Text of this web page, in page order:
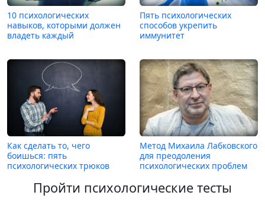
10 психологических
навыков, которыми должен
владеть каждый
Пять психологических
способов укрепить
иммунитет
Как сделать то, чего
боишься: пять
психологических трюков
Метод Михаила Лабковского
для преодоления
психологических проблем
Пройти психологические тесты